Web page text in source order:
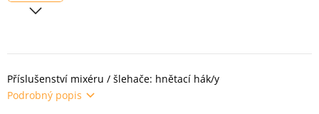
Příslušenství mixéru / šlehače: hnětací hák/y
Podrobný popis